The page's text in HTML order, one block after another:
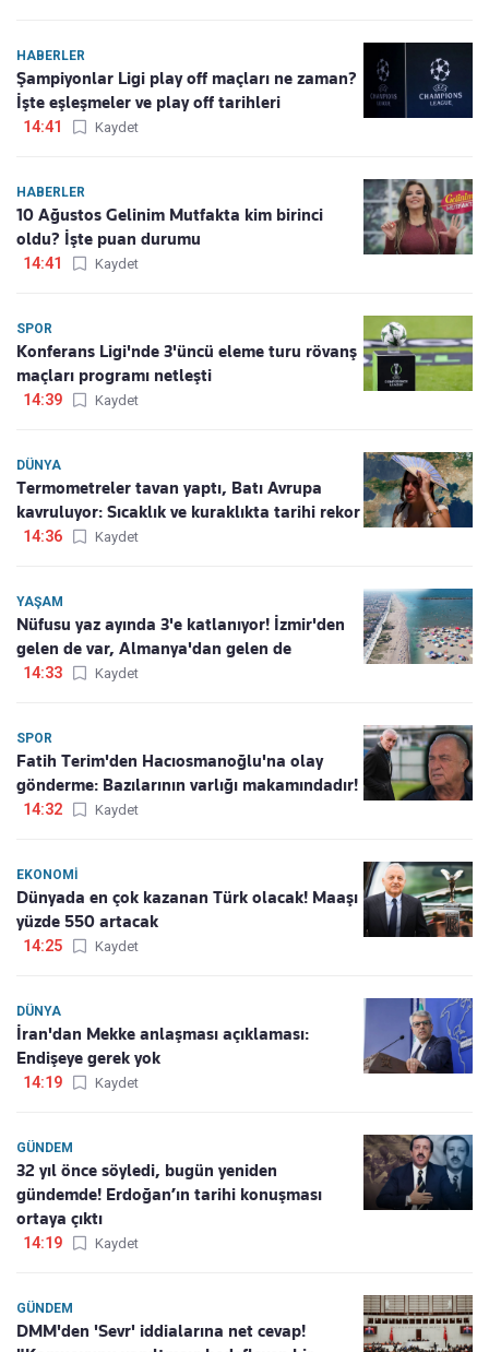
HABERLER
Şampiyonlar Ligi play off maçları ne zaman?
İşte eşleşmeler ve play off tarihleri
14:41 Kaydet
HABERLER
10 Ağustos Gelinim Mutfakta kim birinci
oldu? İşte puan durumu
14:41 Kaydet
SPOR
Konferans Ligi'nde 3'üncü eleme turu rövanş
maçları programı netleşti
14:39 Kaydet
DÜNYA
Termometreler tavan yaptı, Batı Avrupa
kavruluyor: Sıcaklık ve kuraklıkta tarihi rekor
14:36 Kaydet
YAŞAM
Nüfusu yaz ayında 3'e katlanıyor! İzmir'den
gelen de var, Almanya'dan gelen de
14:33 Kaydet
SPOR
Fatih Terim'den Hacıosmanoğlu'na olay
gönderme: Bazılarının varlığı makamındadır!
14:32 Kaydet
EKONOMI
Dünyada en çok kazanan Türk olacak! Maaşı
yüzde 550 artacak
14:25 Kaydet
DÜNYA
İran'dan Mekke anlaşması açıklaması:
Endişeye gerek yok
14:19 Kaydet
GÜNDEM
32 yıl önce söyledi, bugün yeniden
gündemde! Erdoğan’ın tarihi konuşması
ortaya çıktı
14:19 Kaydet
GÜNDEM
DMM'den 'Sevr' iddialarına net cevap!